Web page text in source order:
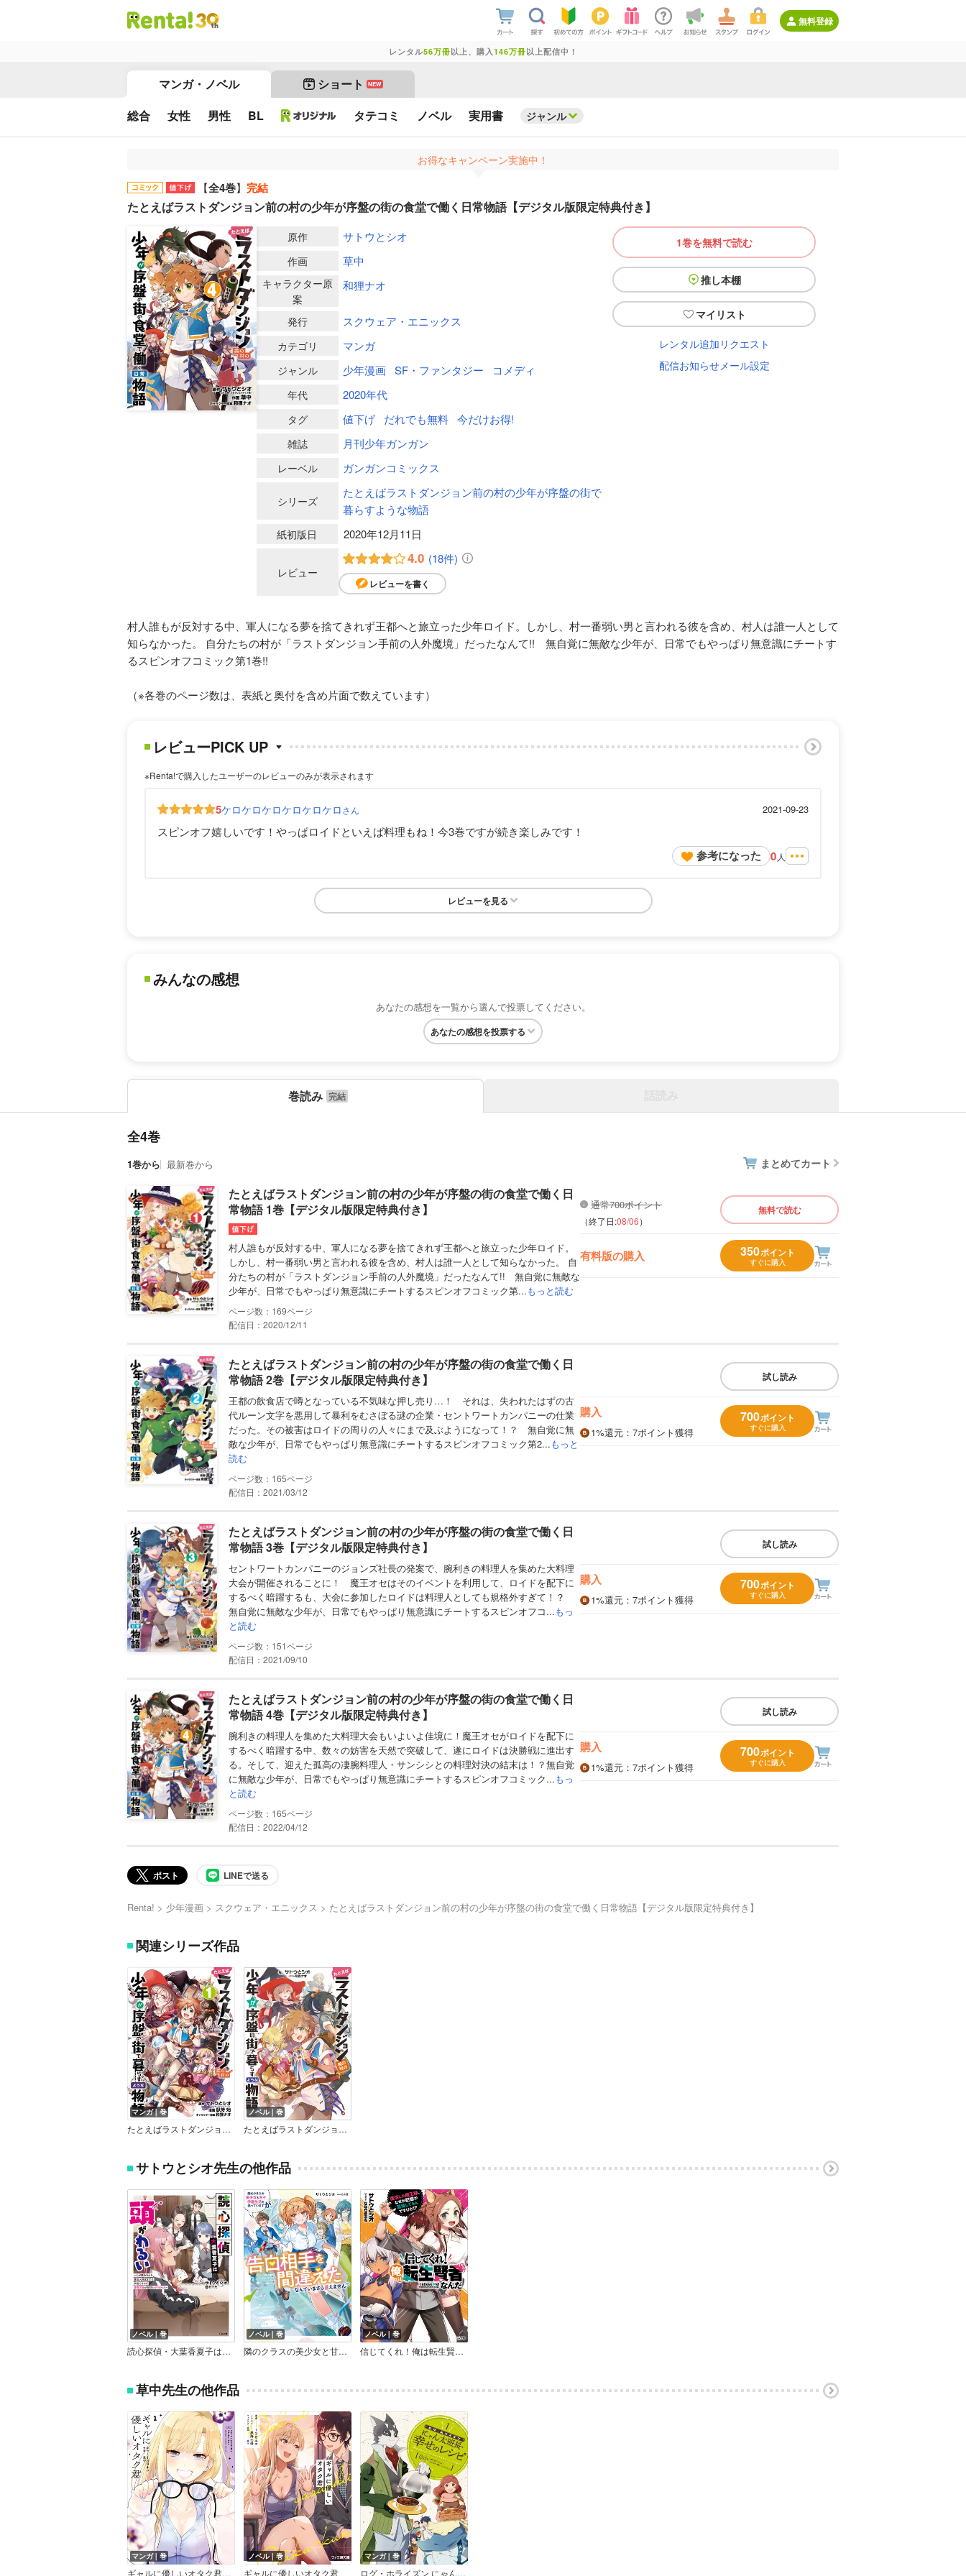
無料登録
レンタル56万冊以上、購入 146万冊以上配信中！
マンガ・ノベル ショート NEW
総合 女性 男性 BL タテコミ ノベル 実用書 ジャンル
お得なキャンペーン実施中！
【全4巻】 完結
たとえばラストダンジョン前の村の少年が序盤の街の食堂で働く日常物語【デジタル版限定特典付き】
1巻を無料で読む
推し本棚
マイリスト
レンタル追加リクエスト
配信お知らせメール設定
原作 サトウとシオ
作画 草中
キャラクター原
案
和狸ナオ
発行 スクウェア・エニックス
カテゴリ マンガ
ジャンル 少年漫画 SF・ファンタジー コメディ
年代 2020年代
タグ 値下げ だれでも無料 今だけお得!
雑誌 月刊少年ガンガン
レーベル ガンガンコミックス
シリーズ
たとえばラストダンジョン前の村の少年が序盤の街で
暮らすような物語
紙初版日 2020年12月11日
レビュー
4.0 (18件)
レビューを書く
村人誰もが反対する中、軍人になる夢を捨てきれず王都へと旅立った少年ロイド。しかし、村一番弱い男と言われる彼を含め、村人は誰一人として
知らなかった。 自分たちの村が「ラストダンジョン手前の人外魔境」だったなんて!! 無自覚に無敵な少年が、日常でもやっぱり無意識にチートす
るスピンオフコミック第1巻!!
（※各巻のページ数は、表紙と奥付を含め片面で数えています）
レビューPICK UP
※Renta!で購入したユーザーのレビューのみが表示されます
5ケロケロケロケロケロケロさん 2021-09-23
スピンオフ嬉しいです！やっぱロイドといえば料理もね！今3巻ですが続き楽しみです！
参考になった 0 人
レビューを見る
みんなの感想
あなたの感想を一覧から選んで投票してください。
あなたの感想を投票する
巻読み
全4巻
1巻から 最新巻から まとめてカート
たとえばラストダンジョン前の村の少年が序盤の街の食堂で働く日
常物語 1巻【デジタル版限定特典付き】
村人誰もが反対する中、軍人になる夢を捨てきれず王都へと旅立った少年ロイド。
しかし、村一番弱い男と言われる彼を含め、村人は誰一人として知らなかった。 自
分たちの村が「ラストダンジョン手前の人外魔境」だったなんて!! 無自覚に無敵な
少年が、日常でもやっぱり無意識にチートするスピンオフコミック第...もっと読む
169
配信日：2020/12/11
通常700ポイント
（終了日:08/06）
無料で読む
有料版の購入 350ポイント
すぐに購入
たとえばラストダンジョン前の村の少年が序盤の街の食堂で働く日
常物語 2巻【デジタル版限定特典付き】
王都の飲食店で噂となっている不気味な押し売り…！ それは、失われたはずの古
代ルーン文字を悪用して暴利をむさぼる謎の企業・セントワートカンパニーの仕業
だった。その被害はロイドの周りの人々にまで及ぶようになって！？ 無自覚に無
敵な少年が、日常でもやっぱり無意識にチートするスピンオフコミック第2...もっと
読む
165
配信日：2021/03/12
試し読み
購入
1%還元 ：7ポイント獲得
700ポイント
すぐに購入
たとえばラストダンジョン前の村の少年が序盤の街の食堂で働く日
常物語 3巻【デジタル版限定特典付き】
セントワートカンパニーのジョンズ社長の発案で、腕利きの料理人を集めた大料理
大会が開催されることに！ 魔王オセはそのイベントを利用して、ロイドを配下に
するべく暗躍するも、大会に参加したロイドは料理人としても規格外すぎて！？
無自覚に無敵な少年が、日常でもやっぱり無意識にチートするスピンオフコ...もっ
と読む
151
配信日：2021/09/10
試し読み
購入
1%還元 ：7ポイント獲得
700ポイント
すぐに購入
たとえばラストダンジョン前の村の少年が序盤の街の食堂で働く日
常物語 4巻【デジタル版限定特典付き】
腕利きの料理人を集めた大料理大会もいよいよ佳境に！魔王オセがロイドを配下に
するべく暗躍する中、数々の妨害を天然で突破して、遂にロイドは決勝戦に進出す
る。そして、迎えた孤高の凄腕料理人・サンシシとの料理対決の結末は！？無自覚
に無敵な少年が、日常でもやっぱり無意識にチートするスピンオフコミック...もっ
と読む
165
配信日：2022/04/12
試し読み
購入
1%還元 ：7ポイント獲得
700ポイント
すぐに購入
ポスト LINEで送る
Renta! 少年漫画 スクウェア・エニックス たとえばラストダンジョン前の村の少年が序盤の街の食堂で働く日常物語【デジタル版限定特典付き】
関連シリーズ作品
マンガ｜巻
たとえばラストダンジョン前の村の少年が序盤の街で暮らすような物語
ノベル｜巻
たとえばラストダンジョン前の村の少年が序盤の街で暮らすような物語
サトウとシオ先生の他作品
ノベル｜巻
読心探偵・大葉香夏子は頭がわるい
ノベル｜巻
隣のクラスの美少女と甘々学園生活を送っていますが告白相手を間違えたなんていまさら言えません
ノベル｜巻
信じてくれ！俺は転生賢者なんだ
草中先生の他作品
マンガ｜巻
ギャルに優しいオタク君【デジタル版限定特典付き】
ノベル｜巻
ギャルに優しいオタク君
マンガ｜巻
ログ・ホライズン にゃん太班長・幸せのレシピ